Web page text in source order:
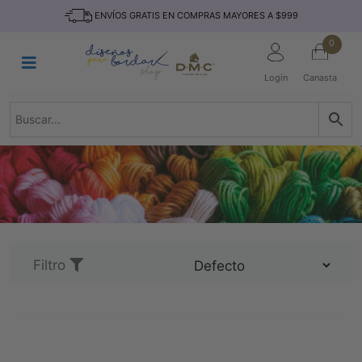
ENVÍOS GRATIS EN COMPRAS MAYORES A $999
Login
0
Canasta
TEJIDO
REVISTAS
TELAS
TEMÁTICO
NOVEDADES
Filtro